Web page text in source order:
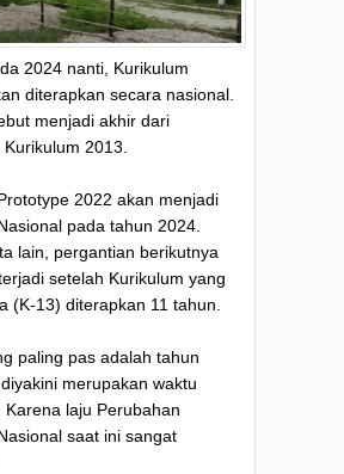
2024 nanti, Kurikulum
diterapkan secara nasional.
menjadi akhir dari
2013.
2022 akan menjadi
pada tahun 2024.
lain, pergantian berikutnya
setelah Kurikulum yang
(K-13) diterapkan 11 tahun.
paling pas adalah tahun
merupakan waktu
Karena laju Perubahan
saat ini sangat